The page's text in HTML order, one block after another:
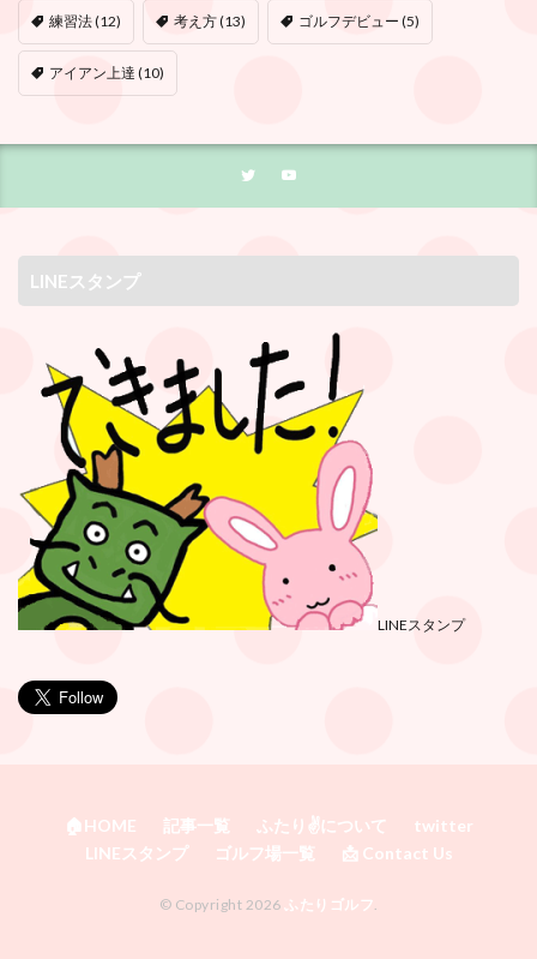
練習法(12) 考え方(13) ゴルフデビュー (5)
アイアン上達 (10)
LINEスタンプ
LINEスタンプ
🏠HOME 記事一覧 ふたり✌️について
twitter
LINEスタンプ
ゴルフ場一覧 📩 Contact Us
© Copyright 2026 ふたりゴルフ